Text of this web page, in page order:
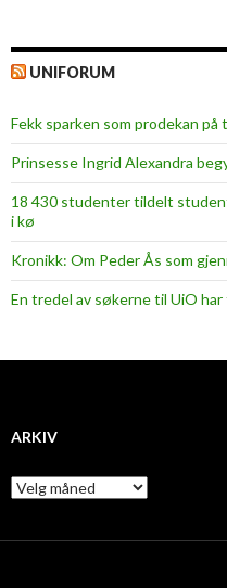
UNIFORUM
Fekk sparken som prodekan
Prinsesse Ingrid Alexandra
18 430 studenter tildelt
i kø
Kronikk: Om Peder Ås som
En tredel av søkerne til UiO
ARKIV
A
r
i